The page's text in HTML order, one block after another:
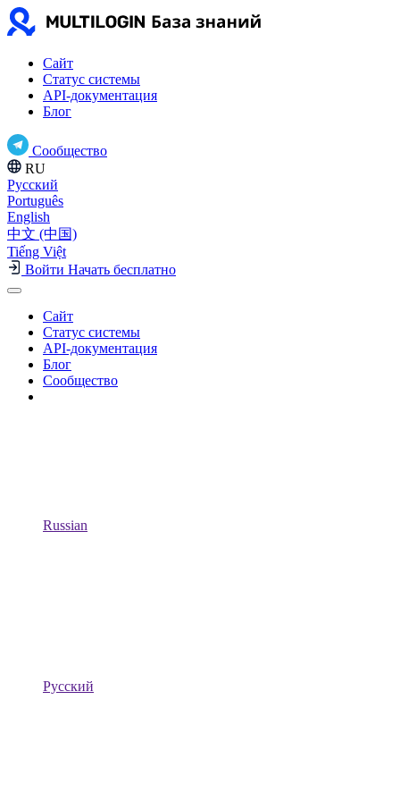
Сайт
Статус системы
API-документация
Блог
Сообщество
RU
Русский
Português
English
中文 (中国)
Tiếng Việt
Войти Начать бесплатно
Сайт
Статус системы
API-документация
Блог
Сообщество
Russian
Русский